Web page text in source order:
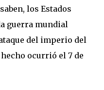
los Estados
guerra mundial
del imperio del
ocurrió el 7 de